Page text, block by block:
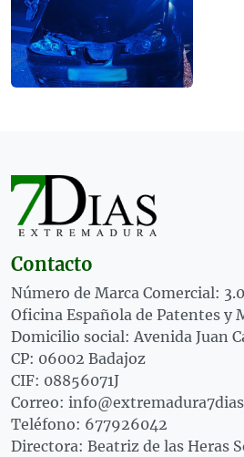
Contacto
Número de Marca Comercial:
Oficina Española de Patentes y
Domicilio social: Avenida Juan
CP: 06002 Badajoz
CIF: 08856071J
Correo:
Teléfono: 677926042
Directora: Beatriz de las Heras